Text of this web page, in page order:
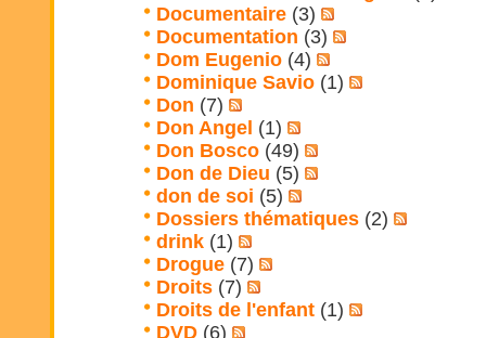
Documentaire (3)
Documentation (3)
Dom Eugenio (4)
Dominique Savio (1)
Don (7)
Don Angel (1)
Don Bosco (49)
Don de Dieu (5)
don de soi (5)
Dossiers thématiques (2)
drink (1)
Drogue (7)
Droits (7)
Droits de l'enfant (1)
DVD (6)